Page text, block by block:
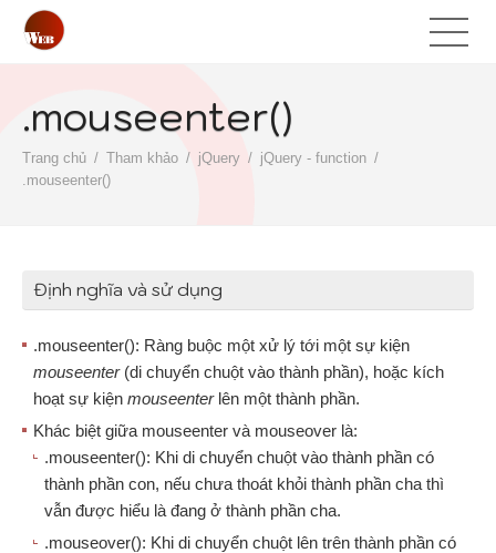
.mouseenter()
Trang chủ Tham khảo jQuery
jQuery - function
.mouseenter()
Định nghĩa và sử dụng
.mouseenter(): Ràng buộc một xử lý tới một sự kiện
mouseenter(di chuyển chuột vào thành phần), hoặc kích
hoạt sự kiện mouseenterlên một thành phần.
Khác biệt giữa mouseenter và mouseover là:
.mouseenter(): Khi di chuyển chuột vào thành phần có
thành phần con, nếu chưa thoát khỏi thành phần cha thì
vẫn được hiểu là đang ở thành phần cha.
.mouseover(): Khi di chuyển chuột lên trên thành phần có